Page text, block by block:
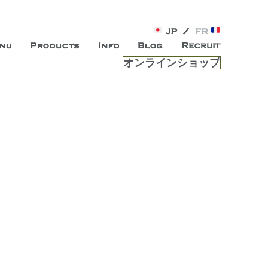
は、 内面から輝く美をトー
ープン。お客様のもつ「自らしい美しさ」を追求し、未来の
を提供する総合エステサロンです。
オンラインショップ